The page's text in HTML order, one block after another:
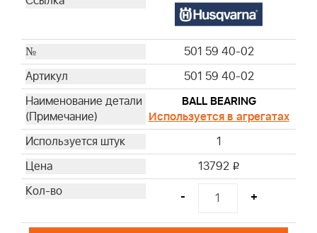
501 59 40-02
501 59 40-02
BALL BEARING
Используется в агрегатах
1
13792 i
- +